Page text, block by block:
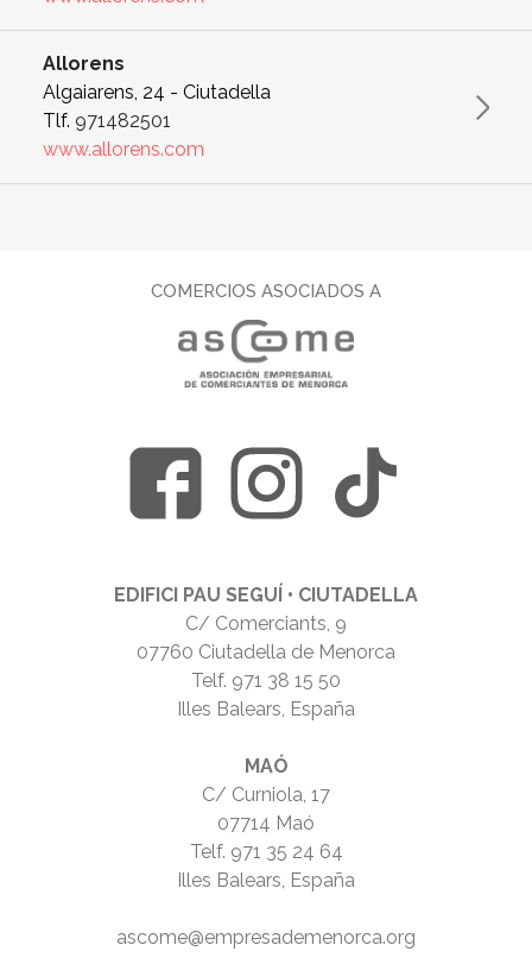
Allorens
Algaiarens, 24 - Ciutadella
Tlf. 971482501
www.allorens.com
COMERCIOS ASOCIADOS A
EDIFICI PAU SEGUÍ • CIUTADELLA
C/ Comerciants, 9
07760 Ciutadella de Menorca
Telf. 971 38 15 50
Illes Balears, España
MAÓ
C/ Curniola, 17
07714 Maó
Telf. 971 35 24 64
Illes Balears, España
ascome@empresademenorca.org